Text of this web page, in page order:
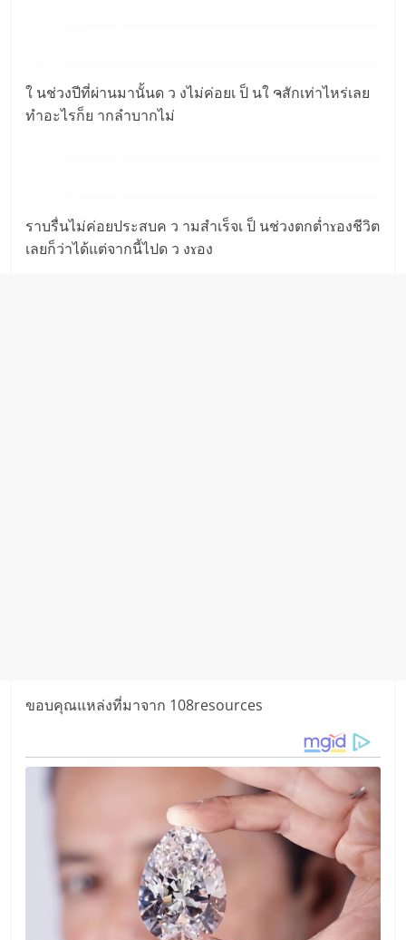
ใ นช่วงปีที่ผ่านมานั้นด ว งไม่ค่อยเ ป็ นใ ຈสักเท่าไหร่เลย
ทำอะไรก็ย ากลำบากไม่
ราบรื่นไม่ค่อยประสบค ว ามสำเร็จเ ป็ นช่วงตกต่ำɤองชีวิต
เลยก็ว่าได้แต่จากนี้ไปด ว งɤอง
ขอบคุณแหล่งที่มาจาก 108resources